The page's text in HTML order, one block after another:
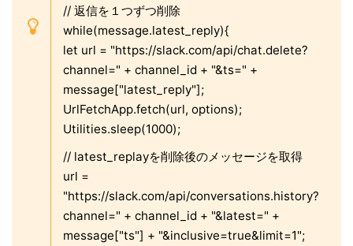
// 返信を１つずつ削除
while(message.latest_reply){
let url = "https://slack.com/api/chat.delete?
channel=" + channel_id + "&ts=" +
message["latest_reply"];
UrlFetchApp.fetch(url, options);
Utilities.sleep(1000);
// latest_replayを削除後のメッセージを取得
url =
"https://slack.com/api/conversations.history?
channel=" + channel_id + "&latest=" +
message["ts"] + "&inclusive=true&limit=1";